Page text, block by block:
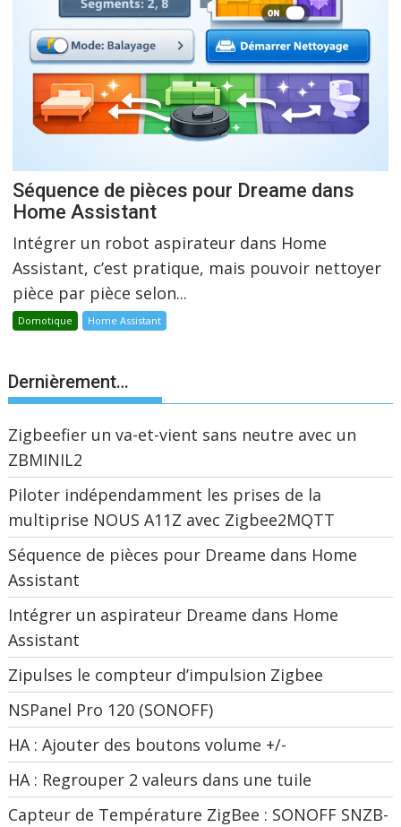
Séquence de pièces pour Dreame dans
Home Assistant
Intégrer un robot aspirateur dans Home
Assistant, c’est pratique, mais pouvoir nettoyer
pièce par pièce selon...
Domotique Home Assistant
Dernièrement…
Zigbeefier un va-et-vient sans neutre avec un
ZBMINIL2
Piloter indépendamment les prises de la
multiprise NOUS A11Z avec Zigbee2MQTT
Séquence de pièces pour Dreame dans Home
Assistant
Intégrer un aspirateur Dreame dans Home
Assistant
Zipulses le compteur d’impulsion Zigbee
NSPanel Pro 120 (SONOFF)
HA : Ajouter des boutons volume +/-
HA : Regrouper 2 valeurs dans une tuile
Capteur de Température ZigBee : SONOFF SNZB-